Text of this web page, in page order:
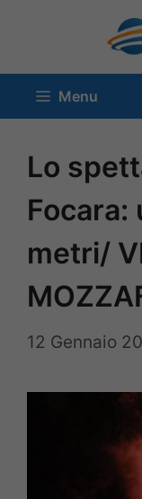
contenuto
Menu
Lo
Focara:
metri/
12 Gennaio